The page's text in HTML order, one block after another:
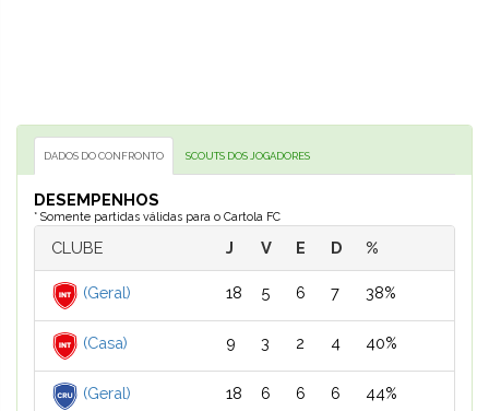
DADOS DO CONFRONTO SCOUTS DOS JOGADORES
DESEMPENHOS
* Somente partidas válidas para o Cartola FC
CLUBE J V E D %
(Geral) 18 5 6 7 38%
(Casa) 9 3 2 4 40%
(Geral) 18 6 6 6 44%